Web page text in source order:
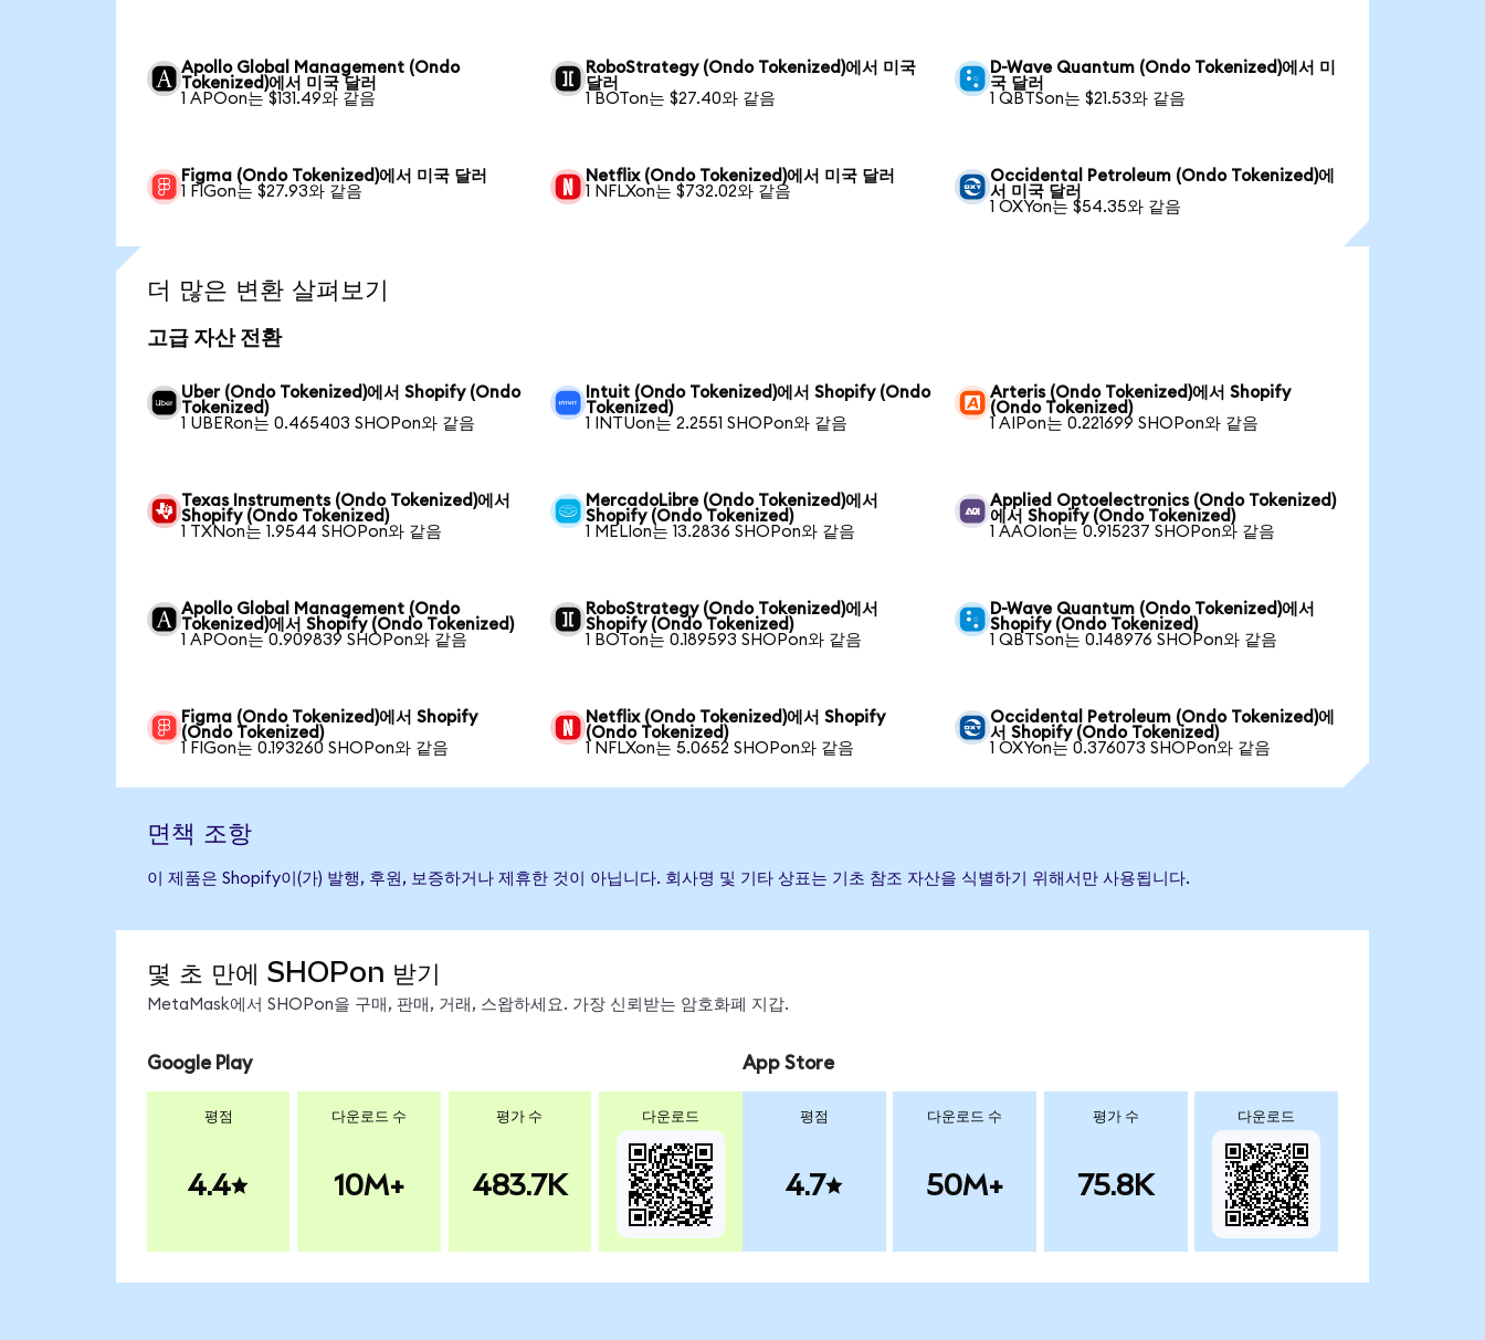
Apollo Global Management (Ondo
Tokenized)에서 미국 달러
1 APOon는 $131.49와 같음
RoboStrategy (Ondo Tokenized)에서 미국
달러
1 BOTon는 $27.40와 같음
D-Wave Quantum (Ondo Tokenized)에서 미
국 달러
1 QBTSon는 $21.53와 같음
Figma (Ondo Tokenized)에서 미국 달러
1 FIGon는 $27.93와 같음
Netflix (Ondo Tokenized)에서 미국 달러
1 NFLXon는 $732.02와 같음
Occidental Petroleum (Ondo Tokenized)에
서 미국 달러
1 OXYon는 $54.35와 같음
더 많은 변환 살펴보기
고급 자산 전환
Uber (Ondo Tokenized)에서 Shopify (Ondo
Tokenized)
1 UBERon는 0.465403 SHOPon와 같음
Intuit (Ondo Tokenized)에서 Shopify (Ondo
Tokenized)
1 INTUon는 2.2551 SHOPon와 같음
Arteris (Ondo Tokenized)에서 Shopify
(Ondo Tokenized)
1 AIPon는 0.221699 SHOPon와 같음
Texas Instruments (Ondo Tokenized)에서
Shopify (Ondo Tokenized)
1 TXNon는 1.9544 SHOPon와 같음
MercadoLibre (Ondo Tokenized)에서
Shopify (Ondo Tokenized)
1 MELIon는 13.2836 SHOPon와 같음
Applied Optoelectronics (Ondo Tokenized)
에서 Shopify (Ondo Tokenized)
1 AAOIon는 0.915237 SHOPon와 같음
Apollo Global Management (Ondo
Tokenized)에서 Shopify (Ondo Tokenized)
1 APOon는 0.909839 SHOPon와 같음
RoboStrategy (Ondo Tokenized)에서
Shopify (Ondo Tokenized)
1 BOTon는 0.189593 SHOPon와 같음
D-Wave Quantum (Ondo Tokenized)에서
Shopify (Ondo Tokenized)
1 QBTSon는 0.148976 SHOPon와 같음
Figma (Ondo Tokenized)에서 Shopify
(Ondo Tokenized)
1 FIGon는 0.193260 SHOPon와 같음
Netflix (Ondo Tokenized)에서 Shopify
(Ondo Tokenized)
1 NFLXon는 5.0652 SHOPon와 같음
Occidental Petroleum (Ondo Tokenized)에
서 Shopify (Ondo Tokenized)
1 OXYon는 0.376073 SHOPon와 같음
면책 조항
이 제품은 Shopify이(가) 발행, 후원, 보증하거나 제휴한 것이 아닙니다. 회사명 및 기타 상표는 기초 참조 자산을 식별하기 위해서만 사용됩니다.
몇 초 만에 SHOPon 받기
MetaMask에서 SHOPon을 구매, 판매, 거래, 스왑하세요. 가장 신뢰받는 암호화폐 지갑.
Google Play
평점
4.4
다운로드 수
10M+
평가 수
483.7K
다운로드
App Store
평점
4.7
다운로드 수
50M+
평가 수
75.8K
다운로드